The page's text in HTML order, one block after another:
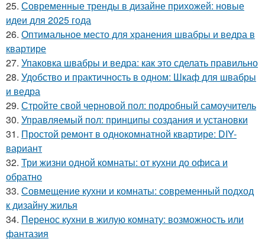
25. Современные тренды в дизайне прихожей: новые
идеи для 2025 года
26. Оптимальное место для хранения швабры и ведра в
квартире
27. Упаковка швабры и ведра: как это сделать правильно
28. Удобство и практичность в одном: Шкаф для швабры
и ведра
29. Стройте свой черновой пол: подробный самоучитель
30. Управляемый пол: принципы создания и установки
31. Простой ремонт в однокомнатной квартире: DIY-
вариант
32. Три жизни одной комнаты: от кухни до офиса и
обратно
33. Совмещение кухни и комнаты: современный подход
к дизайну жилья
34. Перенос кухни в жилую комнату: возможность или
фантазия